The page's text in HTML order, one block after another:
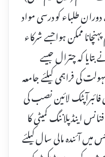
دوران طلباء کو درسی مواد
ممکن ہواجسے شرکاء
کہ چترال جیسے
کی فراہمی کیلئے جامعہ
لائین نصب کی
اینڈ پلاننگ کمیٹی کا
میں آئندہ مالی سال کیلئے